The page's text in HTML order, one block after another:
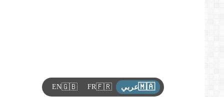
🇲🇦 عربي 🇫🇷
FR
🇬🇧
EN